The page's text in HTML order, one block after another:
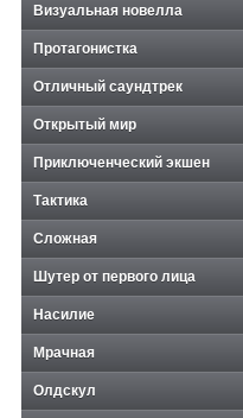
Визуальная новелла
Протагонистка
Отличный саундтрек
Открытый мир
Приключенческий экшен
Тактика
Сложная
Шутер от первого лица
Насилие
Мрачная
Олдскул